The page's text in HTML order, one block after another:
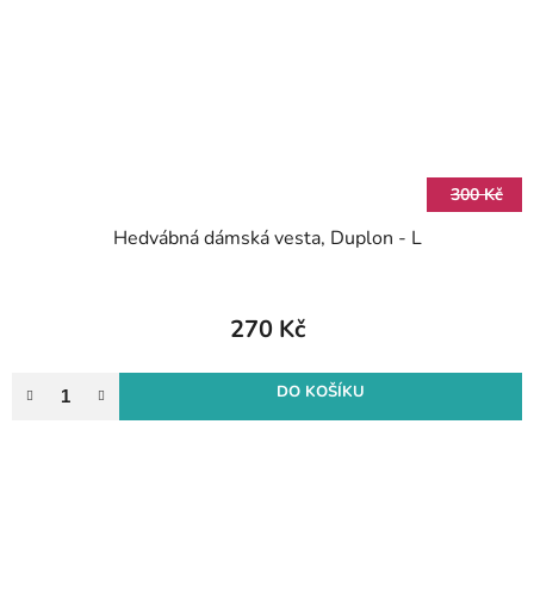
300 Kč
Hedvábná dámská vesta, Duplon - L
270 Kč
DO KOŠÍKU